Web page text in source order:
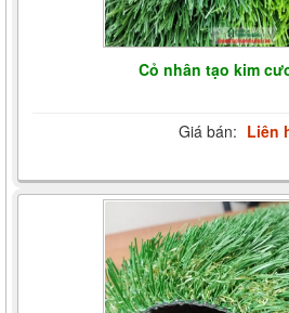
Cỏ nhân tạo kim
Giá bán: Liên